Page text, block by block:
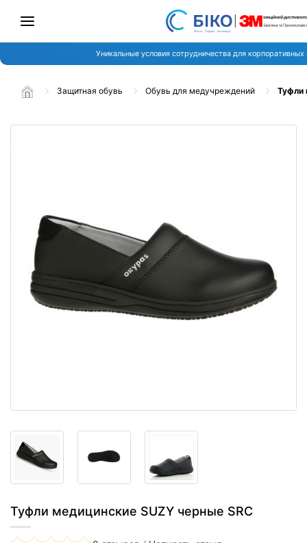
Уникальные условия сотрудничества для корпоративных
Защитная обувь Обувь для медучреждений Туфли
Туфли медицинские SUZY черные SRC